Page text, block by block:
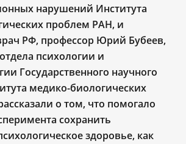
нарушений Института
проблем РАН, и
РФ, профессор Юрий Бубеев,
психологии и
Государственного научного
медико-биологических
о том, что помогало
сохранить
здоровье, как